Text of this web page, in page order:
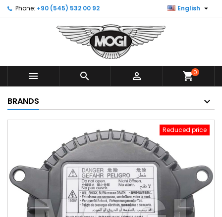
Phone: +90 (545) 532 00 92 English 
   shopping_cart0
BRANDS
Reduced price